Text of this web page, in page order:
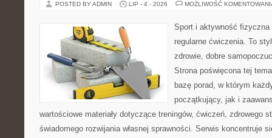
POSTED BY ADMIN LIP - 4 - 2026 MOŻLIWOŚĆ
Sport i aktywność
regularne ćwiczenia. To
zdrowie, dobre
Strona poświęcona tej
bazę porad, w którym
początkujący, jak i
wartościowe materiały dotyczące treningów, ćwiczeń, zdrowego
świadomego rozwijania własnej sprawności. Serwis koncentruje